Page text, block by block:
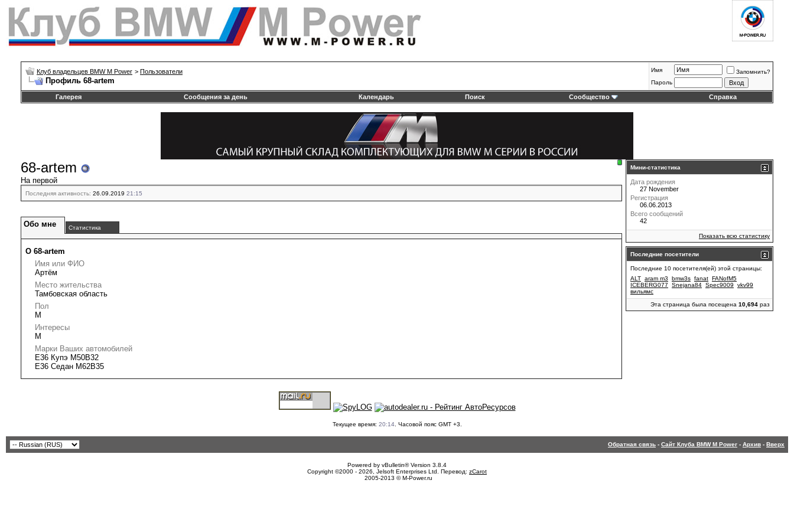
Клуб владельцев BMW M Power > Пользователи
Профиль 68-artem
Имя
Запомнить?
Пароль
Галерея Сообщения за день Календарь Поиск Сообщество Справка
68-artem
На первой
Последняя активность: 26.09.2019 21:15
Обо мне Статистика
О 68-artem
Имя или ФИО
Артём
Место жительства
Тамбовская область
Пол
М
Интересы
М
Марки Ваших автомобилей
Е36 Купэ M50B32
E36 Седан M62B35
Мини-статистика
Дата рождения
27 November
Регистрация
06.06.2013
Всего сообщений
42
Показать всю статистику
Последние посетители
Последние 10 посетителя(ей) этой страницы:
ALT aram m3 bmw3s fanat FANofM5
ICEBERG077
Snejana84 Spec9009
vkv99
вильямс
Эта страница была посещена 10,694 раз
Текущее время: 20:14. Часовой пояс GMT +3.
Обратная связь - Сайт Клуба BMW M Power - Архив - Вверх
Powered by vBulletin® Version 3.8.4
Copyright ©2000 - 2026, Jelsoft Enterprises Ltd. Перевод: zCarot
2005-2013 © M-Power.ru